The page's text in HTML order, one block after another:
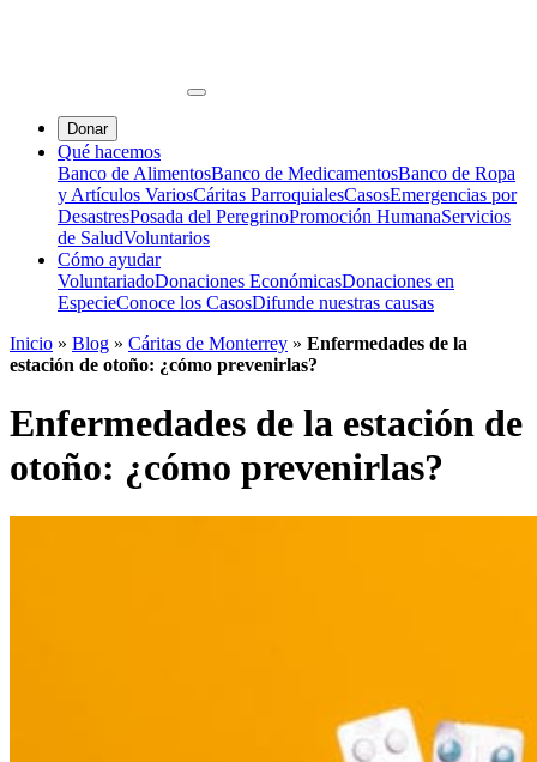
Donar
Qué hacemos
Banco de AlimentosBanco de MedicamentosBanco de Ropa
y Artículos VariosCáritas ParroquialesCasosEmergencias por
DesastresPosada del PeregrinoPromoción HumanaServicios
de SaludVoluntarios
Cómo ayudar
VoluntariadoDonaciones EconómicasDonaciones en
EspecieConoce los CasosDifunde nuestras causas
Inicio » Blog » Cáritas de Monterrey » Enfermedades de la
estación de otoño: ¿cómo prevenirlas?
Enfermedades de la estación de
otoño: ¿cómo prevenirlas?